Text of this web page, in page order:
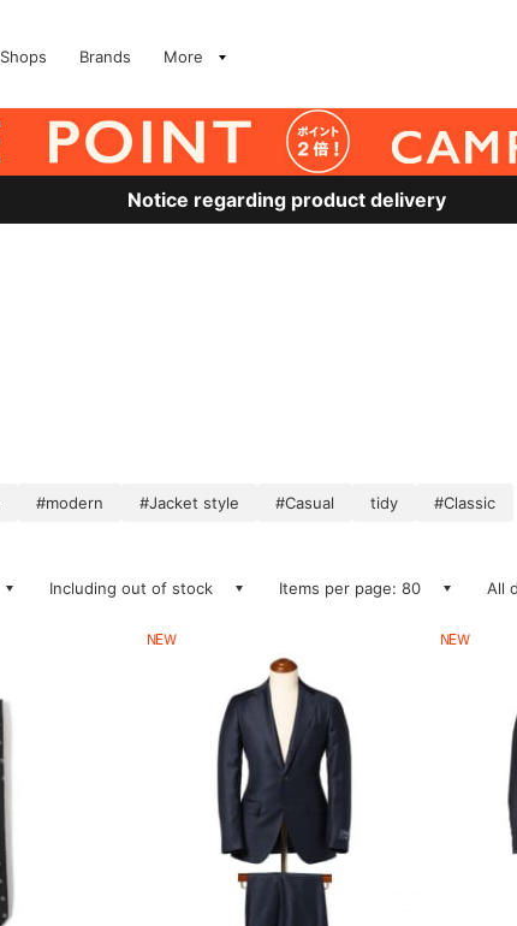
Shops Brands More
Notice regarding product delivery
#modern #Jacket style #Casual tidy #Classic
Including out of stock Items per page: 80 All
NEW NEW